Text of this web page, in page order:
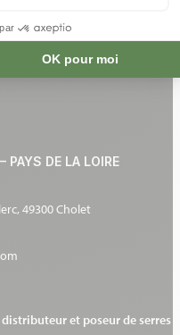
PAYS DE LA LOIRE
49300 Cholet
distributeur et poseur de serres